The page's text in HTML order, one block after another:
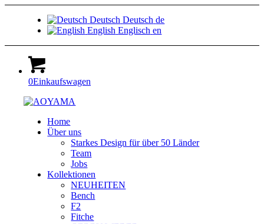
Deutsch Deutsch de
English Englisch en
0Einkaufswagen
Home
Über uns
Starkes Design für über 50 Länder
Team
Jobs
Kollektionen
NEUHEITEN
Bench
F2
Fitche